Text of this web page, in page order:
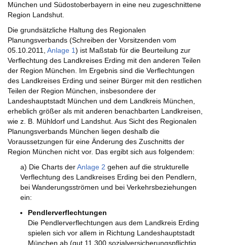
München und Südostoberbayern in eine neu zugeschnittene
Region Landshut.
Die grundsätzliche Haltung des Regionalen
Planungsverbands (Schreiben der Vorsitzenden vom
05.10.2011, Anlage 1) ist Maßstab für die Beurteilung zur
Verflechtung des Landkreises Erding mit den anderen Teilen
der Region München. Im Ergebnis sind die Verflechtungen
des Landkreises Erding und seiner Bürger mit den restlichen
Teilen der Region München, insbesondere der
Landeshauptstadt München und dem Landkreis München,
erheblich größer als mit anderen benachbarten Landkreisen,
wie z. B. Mühldorf und Landshut. Aus Sicht des Regionalen
Planungsverbands München liegen deshalb die
Voraussetzungen für eine Änderung des Zuschnitts der
Region München nicht vor. Das ergibt sich aus folgendem:
a) Die Charts derAnlage 2 gehen auf die strukturelle
Verflechtung des Landkreises Erding bei den Pendlern,
bei Wanderungsströmen und bei Verkehrsbeziehungen
ein:
Pendlerverflechtungen
Die Pendlerverflechtungen aus dem Landkreis Erding
spielen sich vor allem in Richtung Landeshauptstadt
München ab (gut 11.300 sozialversicherungspflichtig